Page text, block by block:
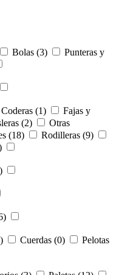
Bolas (3)
Punteras y
Coderas (1)
Fajas y
(2)
Otras
(18)
Rodilleras (9)
Cuerdas (0)
Pelotas